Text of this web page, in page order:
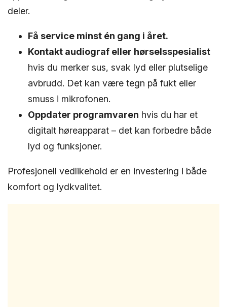
deler.
Få service minst én gang i året.
Kontakt audiograf eller hørselsspesialist
hvis du merker sus, svak lyd eller plutselige
avbrudd. Det kan være tegn på fukt eller
smuss i mikrofonen.
Oppdater programvaren hvis du har et
digitalt høreapparat – det kan forbedre både
lyd og funksjoner.
Profesjonell vedlikehold er en investering i både
komfort og lydkvalitet.